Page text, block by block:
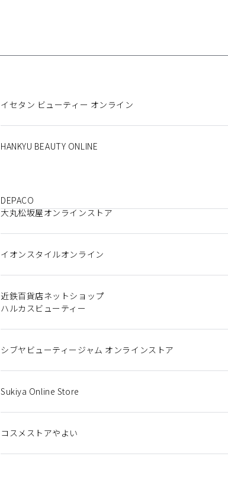
イセタン ビューティー オンライン
HANKYU BEAUTY ONLINE
DEPACO
大丸松坂屋オンラインストア
イオンスタイルオンライン
近鉄百貨店ネットショップ
ハルカスビューティー
シブヤビューティージャム オンラインストア
Sukiya Online Store
コスメストアやよい